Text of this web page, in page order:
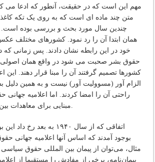
مهم این است که در حقیقت، آنطور که ادعا می
متن چند ماده ای است که به روی یک تکه
چندین سال مورد بحث و بررسی بوده است.
همان ابتدا آن را رد نمود. کشورهای مختلف عکس
خود در این رابطه نشان دادند. پس زمانی که
حقوق بشر صحبت می شود در واقع همان اصولی
کشورها تصمیم گرفتند آن را مبنا قرار دهند. این
الزام آور (مسوولیت آور) نیست و به همین دلیل
راحتی آن را امضا کردند. اما اعلامیه
مبنایی برای معاهدات بین المللی قرار گرفت.
اتفاقی که از سال ۱۹۴۰ به بعد
بوجود آمدند که اساس آنها اعلامیه جهانی
مثال، می‌توان از پیمان بین المللی حقوق سیاسی
پیمان‌نامه، برخی از مفادش را مستقیما از